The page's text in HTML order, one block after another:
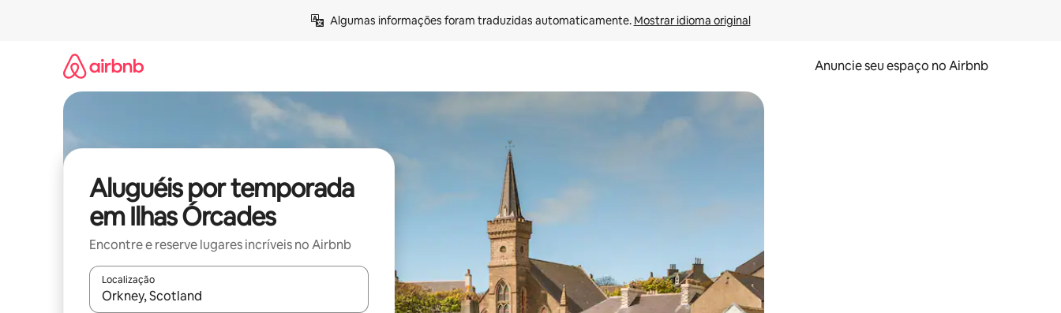
Algumas informações foram traduzidas automaticamente. Mostrar idioma original
Anuncie seu espaço no Airbnb
Aluguéis por temporada
em Ilhas Órcades
Encontre e reserve lugares incríveis no Airbnb
Localização
Quando os resultados estiverem disponíveis, explore-os usando as seta para cima e para baixo do teclado ou tocando e deslizando o dedo na tela.